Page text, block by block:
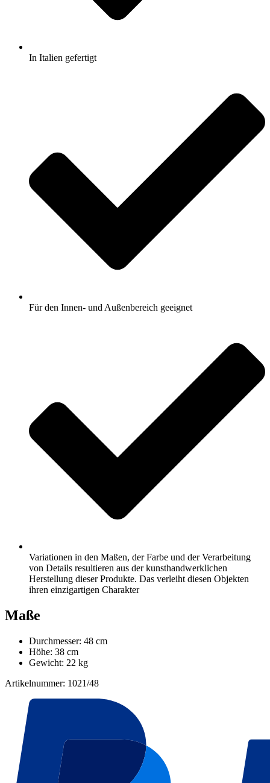
In Italien gefertigt
Für den Innen- und Außenbereich geeignet
Variationen in den Maßen, der Farbe und der Verarbeitung
von Details resultieren aus der kunsthandwerklichen
Herstellung dieser Produkte. Das verleiht diesen Objekten
ihren einzigartigen Charakter
Maße
Durchmesser: 48 cm
Höhe: 38 cm
Gewicht: 22 kg
Artikelnummer: 1021/48